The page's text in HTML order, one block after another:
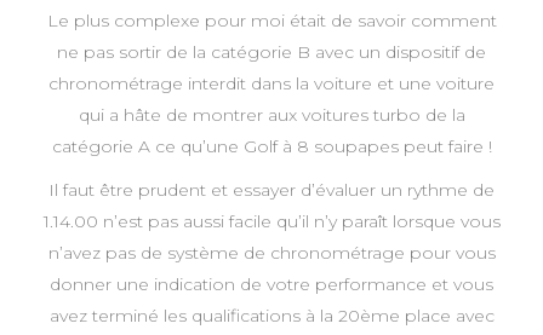
Le plus complexe pour moi était de savoir comment
ne pas sortir de la catégorie B avec un dispositif de
chronométrage interdit dans la voiture et une voiture
qui a hâte de montrer aux voitures turbo de la
catégorie A ce qu’une Golf à 8 soupapes peut faire !
Il faut être prudent et essayer d’évaluer un rythme de
1.14.00 n’est pas aussi facile qu’il n’y paraît lorsque vous
n’avez pas de système de chronométrage pour vous
donner une indication de votre performance et vous
avez terminé les qualifications à la 20ème place avec